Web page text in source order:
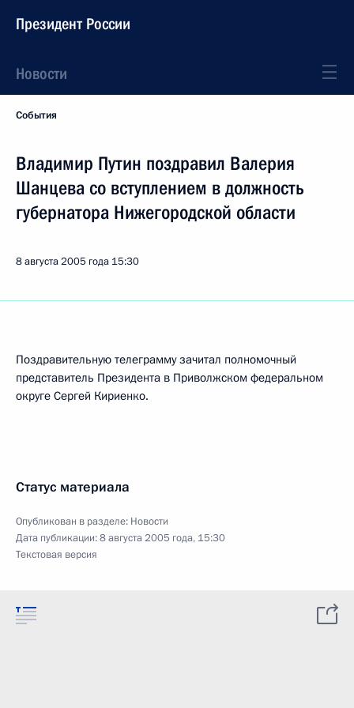
Президент России
Новости
События
Владимир Путин поздравил Валерия
Шанцева со вступлением в должность
губернатора Нижегородской области
8 августа 2005 года 15:30
Поздравительную телеграмму зачитал полномочный
представитель Президента в Приволжском федеральном
округе Сергей Кириенко.
Статус материала
Опубликован в разделе: Новости
Дата публикации:8 августа 2005 года, 15:30
Текстовая версия